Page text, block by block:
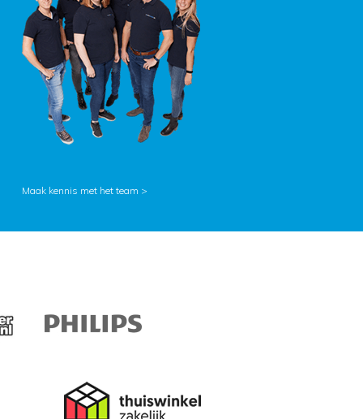
Maak kennis met het team >